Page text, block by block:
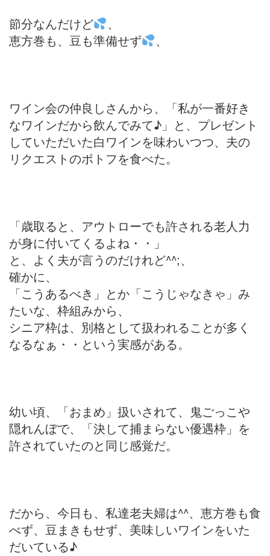
節分なんだけど
、
恵方巻も、豆も準備せず
、
ワイン会の仲良しさんから、「私が一番好き
なワインだから飲んでみて♪」と、プレゼント
していただいた白ワインを味わいつつ、夫の
リクエストのポトフを食べた。
「歳取ると、アウトローでも許される老人力
が身に付いてくるよね・・」
と、よく夫が言うのだけれど^^;、
確かに、
「こうあるべき」とか「こうじゃなきゃ」み
たいな、枠組みから、
シニア枠は、別格として扱われることが多く
なるなぁ・・という実感がある。
幼い頃、「おまめ」扱いされて、鬼ごっこや
隠れんぼで、「決して捕まらない優遇枠」を
許されていたのと同じ感覚だ。
だから、今日も、私達老夫婦は^^、恵方巻も食
べず、豆まきもせず、美味しいワインをいた
だいている♪